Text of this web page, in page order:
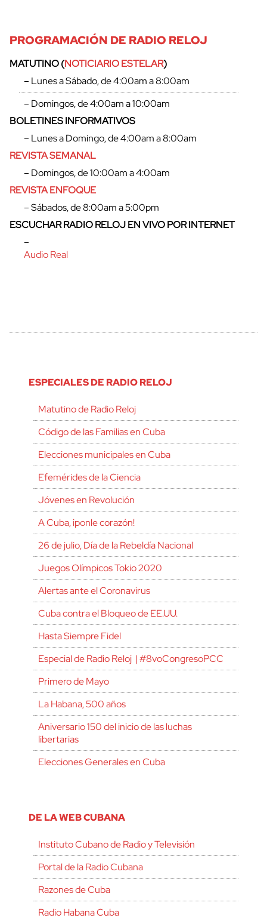
PROGRAMACIÓN DE RADIO RELOJ
MATUTINO (NOTICIARIO ESTELAR)
– Lunes a Sábado, de 4:00am a 8:00am
– Domingos, de 4:00am a 10:00am
BOLETINES INFORMATIVOS
– Lunes a Domingo, de 4:00am a 8:00am
REVISTA SEMANAL
– Domingos, de 10:00am a 4:00am
REVISTA ENFOQUE
– Sábados, de 8:00am a 5:00pm
ESCUCHAR RADIO RELOJ EN VIVO POR INTERNET
–
Audio Real
ESPECIALES DE RADIO RELOJ
Matutino de Radio Reloj
Código de las Familias en Cuba
Elecciones municipales en Cuba
Efemérides de la Ciencia
Jóvenes en Revolución
A Cuba, ¡ponle corazón!
26 de julio, Día de la Rebeldía Nacional
Juegos Olímpicos Tokio 2020
Alertas ante el Coronavirus
Cuba contra el Bloqueo de EE.UU.
Hasta Siempre Fidel
Especial de Radio Reloj | #8voCongresoPCC
Primero de Mayo
La Habana, 500 años
Aniversario 150 del inicio de las luchas
libertarias
Elecciones Generales en Cuba
DE LA WEB CUBANA
Instituto Cubano de Radio y Televisión
Portal de la Radio Cubana
Razones de Cuba
Radio Habana Cuba